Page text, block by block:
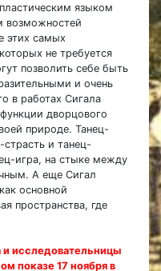
языком
возможностей
этих самых
не требуется
позволить себе быть
и очень
в работах Сигала
дворцового
природе. Танец-
и танец-
игра, на стыке между
А еще Сигал
основной
пространства, где
и исследовательницы
показе 17 ноября в